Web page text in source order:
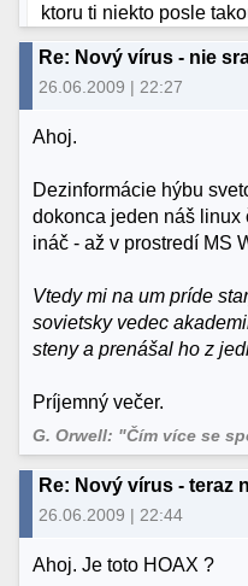
ktoru ti niekto posle
Re: Nový vírus - nie
26.06.2009 | 22:27
Ahoj.
Dezinformácie hýbu
dokonca jeden náš linux
ináč - až v prostredí MS
Vtedy mi na um príde
sovietsky vedec
steny a prenášal ho z
Príjemný večer.
G. Orwell: "Čím více se
Re: Nový vírus - teraz
26.06.2009 | 22:44
Ahoj. Je toto HOAX ?